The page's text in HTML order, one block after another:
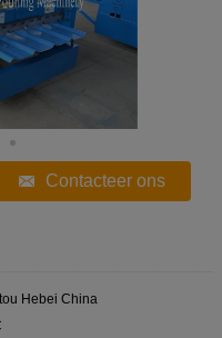
Contacteer ons
Hebei China